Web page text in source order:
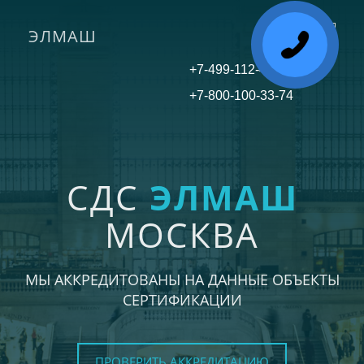
Toggle
ЭЛМАШ
СДС ЭЛМАШ
МОСКВА
МЫ АККРЕДИТОВАНЫ НА ДАННЫЕ ОБЪЕКТЫ
СЕРТИФИКАЦИИ
+7-499-112-45-81
+7-800-100-33-74